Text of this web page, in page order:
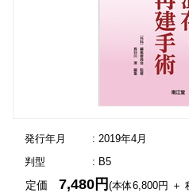
発行年月
: 2019年4月
判型
: B5
定価7,480円(本体6,800円 ＋